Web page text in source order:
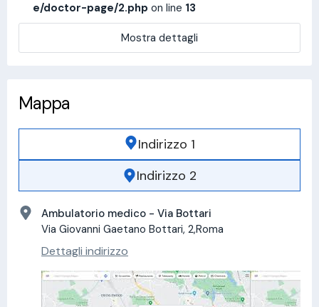
e/doctor-page/2.php on line 13
Mostra dettagli
Mappa
Indirizzo 1
Indirizzo 2
Ambulatorio medico - Via Bottari
Via Giovanni Gaetano Bottari, 2,Roma
Dettagli indirizzo